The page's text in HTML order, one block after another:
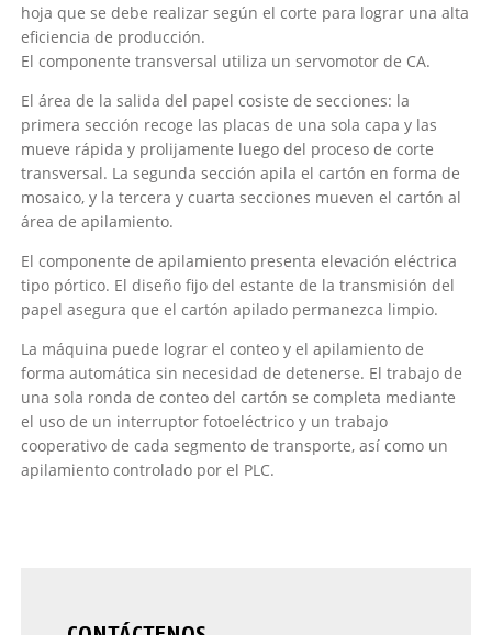
hoja que se debe realizar según el corte para lograr una alta
eficiencia de producción.
El componente transversal utiliza un servomotor de CA.
El área de la salida del papel cosiste de secciones: la
primera sección recoge las placas de una sola capa y las
mueve rápida y prolijamente luego del proceso de corte
transversal. La segunda sección apila el cartón en forma de
mosaico, y la tercera y cuarta secciones mueven el cartón al
área de apilamiento.
El componente de apilamiento presenta elevación eléctrica
tipo pórtico. El diseño fijo del estante de la transmisión del
papel asegura que el cartón apilado permanezca limpio.
La máquina puede lograr el conteo y el apilamiento de
forma automática sin necesidad de detenerse. El trabajo de
una sola ronda de conteo del cartón se completa mediante
el uso de un interruptor fotoeléctrico y un trabajo
cooperativo de cada segmento de transporte, así como un
apilamiento controlado por el PLC.